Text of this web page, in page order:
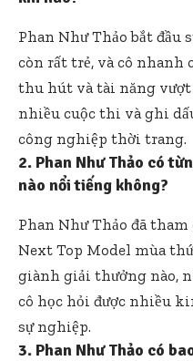
Phan Như Thảo bắt
còn rất trẻ, và cô nhanh
thu hút và tài năng
nhiều cuộc thi và ghi
công nghiệp thời trang.
2. Phan Như Thảo có
nào nổi tiếng không?
Phan Như Thảo đã
Next Top Model mùa
giành giải thưởng nào,
cô học hỏi được nhiều
sự nghiệp.
3. Phan Như Thảo có